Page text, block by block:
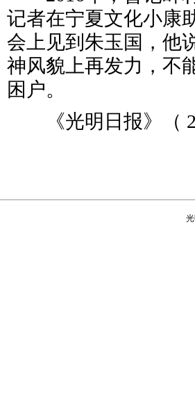
记者在宁夏文化小康
会上见到朱玉国，他
神风貌上再发力，不
困户。
《光明日报》（